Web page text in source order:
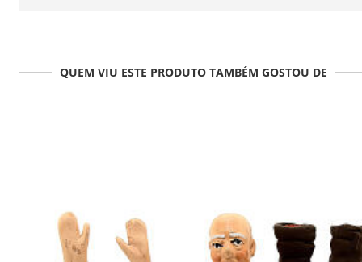
QUEM VIU ESTE PRODUTO TAMBÉM GOSTOU DE